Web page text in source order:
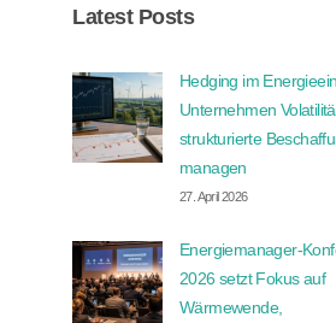
Latest Posts
Hedging im
Unternehmen
strukturierte
managen
27. April 2026
Energiemanager-
2026 setzt Fokus auf
Wärmewende,